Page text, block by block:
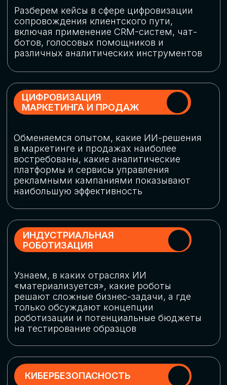
СПИКЕРЫ
СТАТЬ СПИКЕРОМ
В конференции участвовали более 120 спикеров